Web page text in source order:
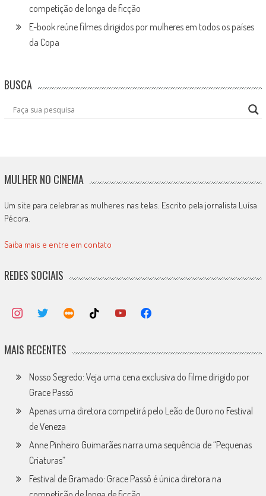
competição de longa de ficção
E-book reúne filmes dirigidos por mulheres em todos os países
da Copa
BUSCA
MULHER NO CINEMA
Um site para celebrar as mulheres nas telas. Escrito pela jornalista Luísa
Pécora.
Saiba mais e entre em contato
REDES SOCIAIS
MAIS RECENTES
Nosso Segredo: Veja uma cena exclusiva do filme dirigido por
Grace Passô
Apenas uma diretora competirá pelo Leão de Ouro no Festival
de Veneza
Anne Pinheiro Guimarães narra uma sequência de “Pequenas
Criaturas”
Festival de Gramado: Grace Passô é única diretora na